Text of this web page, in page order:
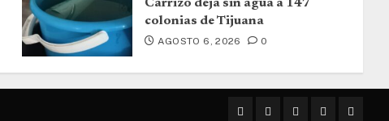
Carrizo deja sin agua a 147
colonias de Tijuana
AGOSTO 6, 2026 0